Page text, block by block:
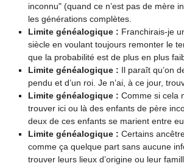
inconnu" (quand ce n’est pas de mère
les générations complètes.
Limite généalogique : Franchirais-je
siècle en voulant toujours remonter le
que la probabilité est de plus en plus
Limite généalogique : Il paraît qu’on
pendu et d’un roi. Je n’ai, à ce jour,
Limite généalogique : Comme si cela
trouver ici ou là des enfants de père
deux de ces enfants se marient entre
Limite généalogique : Certains
comme ça quelque part sans aucune
trouver leurs lieux d’origine ou leur